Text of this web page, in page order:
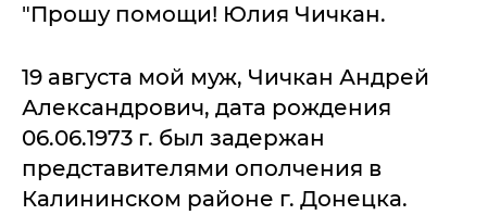
"Прошу помощи! Юлия Чичкан.
19 августа мой муж, Чичкан Андрей
Александрович, дата рождения
06.06.1973 г. был задержан
представителями ополчения в
Калининском районе г. Донецка.